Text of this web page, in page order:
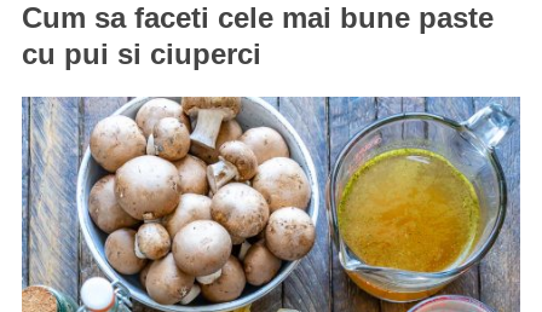
Cum sa faceti cele mai bune paste
cu pui si ciuperci